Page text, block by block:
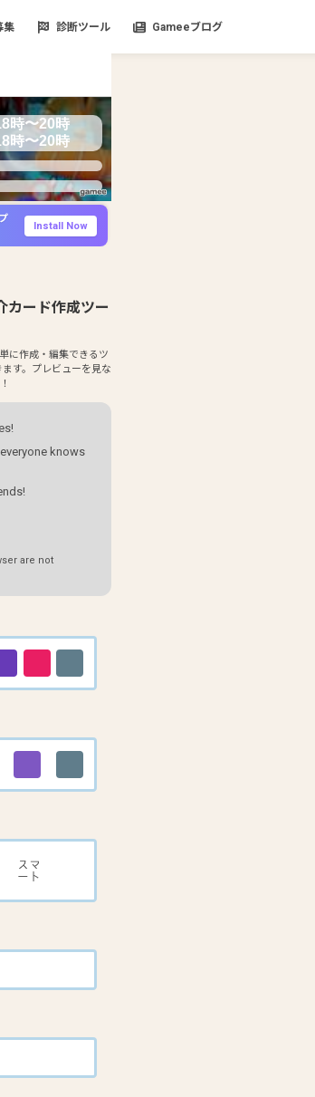
集 診断ツール Gameeブログ
時〜20時
時〜20時
Install Now
カード作成ツー
に作成・編集できるツ
す。プレビューを見な
knows
are not